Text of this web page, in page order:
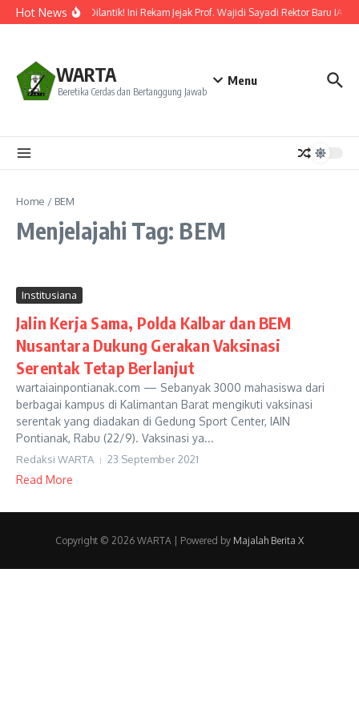
Lewati ke konten
Hot NewsResmi Dilantik! Ini Rekam Jejak Prof. Wajidi Sayadi Rektor Baru IAIN
WARTA
Beretika Cerdas dan Bertanggung Jawab
Menu
Home / BEM
Menjelajahi Tag: BEM
Institusiana
Jalin Kerja Sama, Polda Kalbar dan BEM
Nusantara Dukung Gerakan Vaksinasi
Serentak Tetap Berlanjut
wartaiainpontianak.com — Sebanyak 3000 mahasiswa dari
berbagai kampus di Kalimantan Barat mengikuti vaksinasi
serentak yang diadakan di Gedung Sport Center, IAIN
Pontianak, Rabu (22/9). Vaksinasi ya...
Redaksi WARTA 23 September 2021
Read More
Copyright © 2026 WARTA | Powered by Majalah Berita X